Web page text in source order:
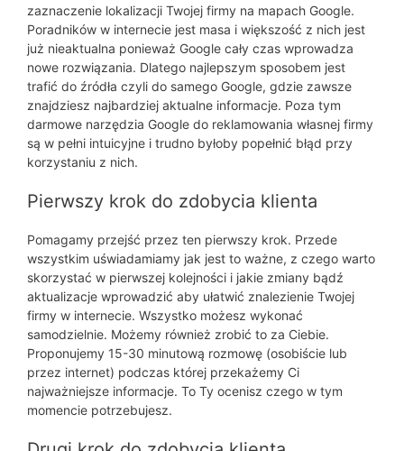
zaznaczenie lokalizacji Twojej firmy na mapach Google.
Poradników w internecie jest masa i większość z nich jest
już nieaktualna ponieważ Google cały czas wprowadza
nowe rozwiązania. Dlatego najlepszym sposobem jest
trafić do źródła czyli do samego Google, gdzie zawsze
znajdziesz najbardziej aktualne informacje. Poza tym
darmowe narzędzia Google do reklamowania własnej firmy
są w pełni intuicyjne i trudno byłoby popełnić błąd przy
korzystaniu z nich.
Pierwszy krok do zdobycia klienta
Pomagamy przejść przez ten pierwszy krok. Przede
wszystkim uświadamiamy jak jest to ważne, z czego warto
skorzystać w pierwszej kolejności i jakie zmiany bądź
aktualizacje wprowadzić aby ułatwić znalezienie Twojej
firmy w internecie. Wszystko możesz wykonać
samodzielnie. Możemy również zrobić to za Ciebie.
Proponujemy 15-30 minutową rozmowę (osobiście lub
przez internet) podczas której przekażemy Ci
najważniejsze informacje. To Ty ocenisz czego w tym
momencie potrzebujesz.